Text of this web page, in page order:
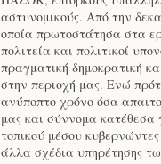
αστυνομικούς. Από την
οποία πρωτοστάτησα στα
πολιτεία και πολιτικοί
πραγματική δημοκρατική
στην περιοχή μας. Ενώ
ανύποπτο χρόνο όσα
μας και σύννομα κατέθεσα
τοπικού μέσου
άλλα σχέδια υπηρέτησης